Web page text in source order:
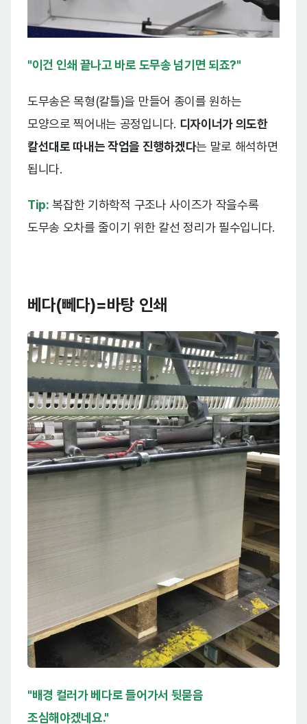
"이건 인쇄 끝나고 바로 도무송 넘기면 되죠?"
도무송은 목형(칼틀)을 만들어 종이를 원하는
모양으로 찍어내는 공정입니다. 디자이너가 의도한
칼선대로 따내는 작업을 진행하겠다는 말로 해석하면
됩니다.
Tip: 복잡한 기하학적 구조나 사이즈가 작을수록
도무송 오차를 줄이기 위한 칼선 정리가 필수입니다.
베다(뻬다)=바탕 인쇄
"배경 컬러가 베다로 들어가서 뒷묻음
조심해야겠네요."